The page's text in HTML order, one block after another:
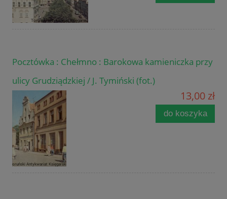
Pocztówka : Chełmno : Barokowa kamieniczka przy
ulicy Grudziądzkiej / J. Tymiński (fot.)
13,00 zł
do koszyka